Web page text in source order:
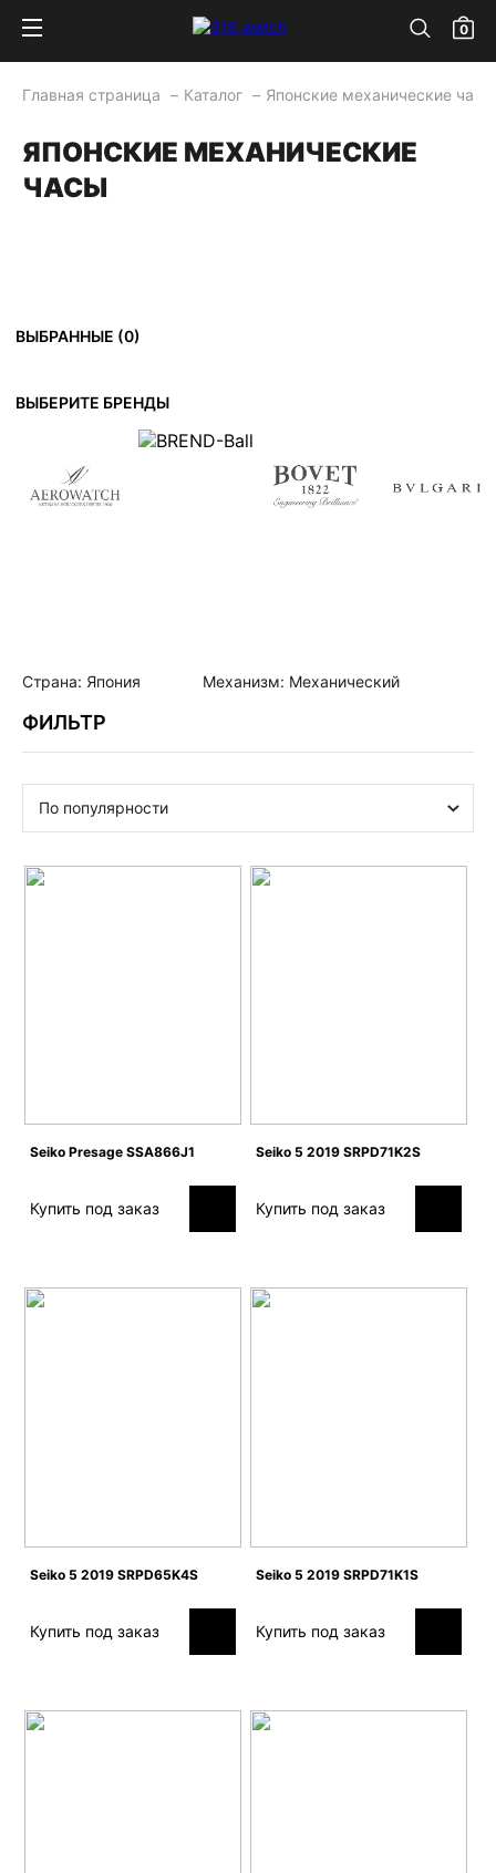
0
Главная страница Каталог Японские механические часы
ЯПОНСКИЕ МЕХАНИЧЕСКИЕ
ЧАСЫ
ВЫБРАННЫЕ (0)
ВЫБЕРИТЕ БРЕНДЫ
Страна: Япония Механизм: Механический
По популярности
ФИЛЬТР
Seiko Presage SSA866J1
Купить под заказ
Seiko 5 2019 SRPD71K2S
Купить под заказ
Seiko 5 2019 SRPD65K4S
Купить под заказ
Seiko 5 2019 SRPD71K1S
Купить под заказ